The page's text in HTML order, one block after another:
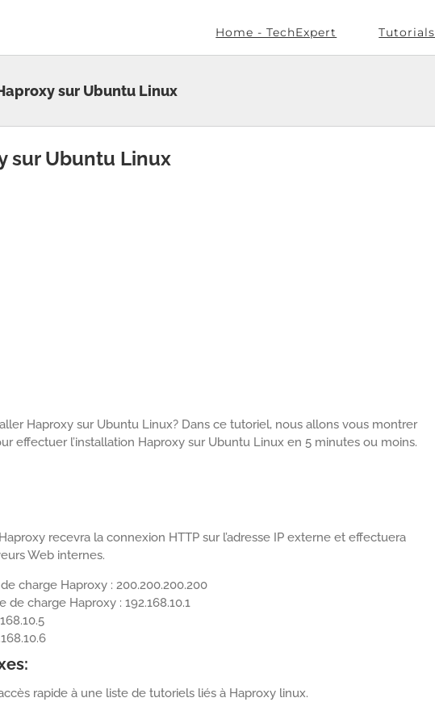
Home - TechExpert Tutorials
sur Ubuntu Linux
sur Ubuntu Linux
Haproxy sur Ubuntu Linux? Dans ce tutoriel, nous allons vous montrer
effectuer l’installation Haproxy sur Ubuntu Linux en 5 minutes ou moins.
recevra la connexion HTTP sur l’adresse IP externe et effectuera
Web internes.
charge Haproxy : 200.200.200.200
de charge Haproxy : 192.168.10.1
rapide à une liste de tutoriels liés à Haproxy linux.